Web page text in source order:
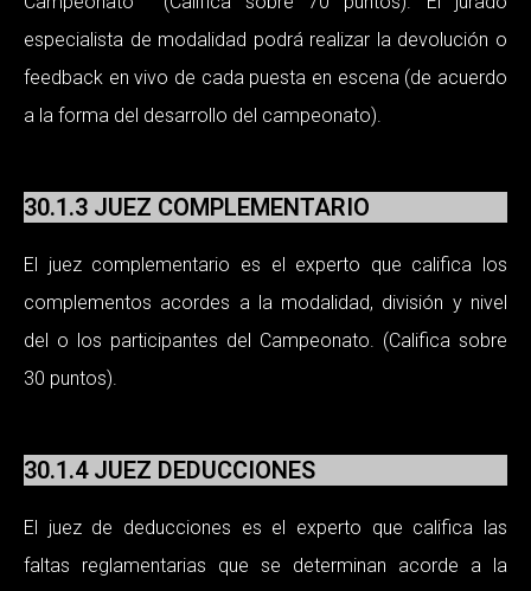
especialista de modalidad podrá realizar la devolución o
feedback en vivo de cada puesta en escena (de acuerdo
a la forma del desarrollo del campeonato).
30.1.3 JUEZ COMPLEMENTARIO
El juez complementario es el experto que califica los
complementos acordes a la modalidad, división y nivel
del o los participantes del Campeonato. (Califica sobre
30 puntos).
30.1.4 JUEZ DEDUCCIONES
El juez de deducciones es el experto que califica las
faltas reglamentarias que se determinan acorde a la